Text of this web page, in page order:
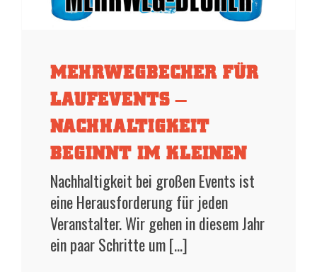
MEHRWEGBECHER FÜR
LAUFEVENTS –
NACHHALTIGKEIT
BEGINNT IM KLEINEN
Nachhaltigkeit bei großen Events ist
eine Herausforderung für jeden
Veranstalter. Wir gehen in diesem Jahr
ein paar Schritte um [...]